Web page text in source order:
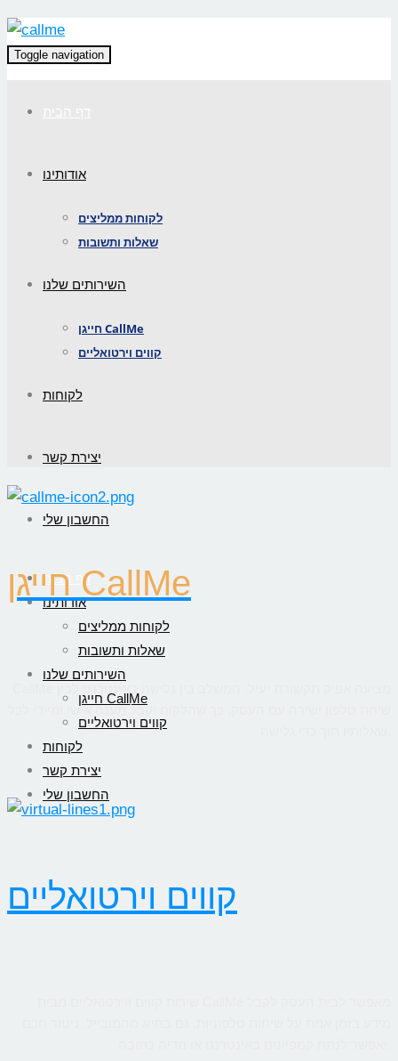
Toggle navigation
אודותינו
לקוחות ממליצים
שאלות ותשובות
השירותים שלנו
חייגן CallMe
קווים וירטואליים
לקוחות
יצירת קשר
החשבון שלי
דף הבית
אודותינו
לקוחות ממליצים
שאלות ותשובות
השירותים שלנו
חייגן CallMe
קווים וירטואליים
לקוחות
יצירת קשר
החשבון שלי
חייגן CallMe
שיחת טלפון ישירה עם העסק, כך שהלקוח יקבל מענה אישי ומיידי לכל
קווים וירטואליים